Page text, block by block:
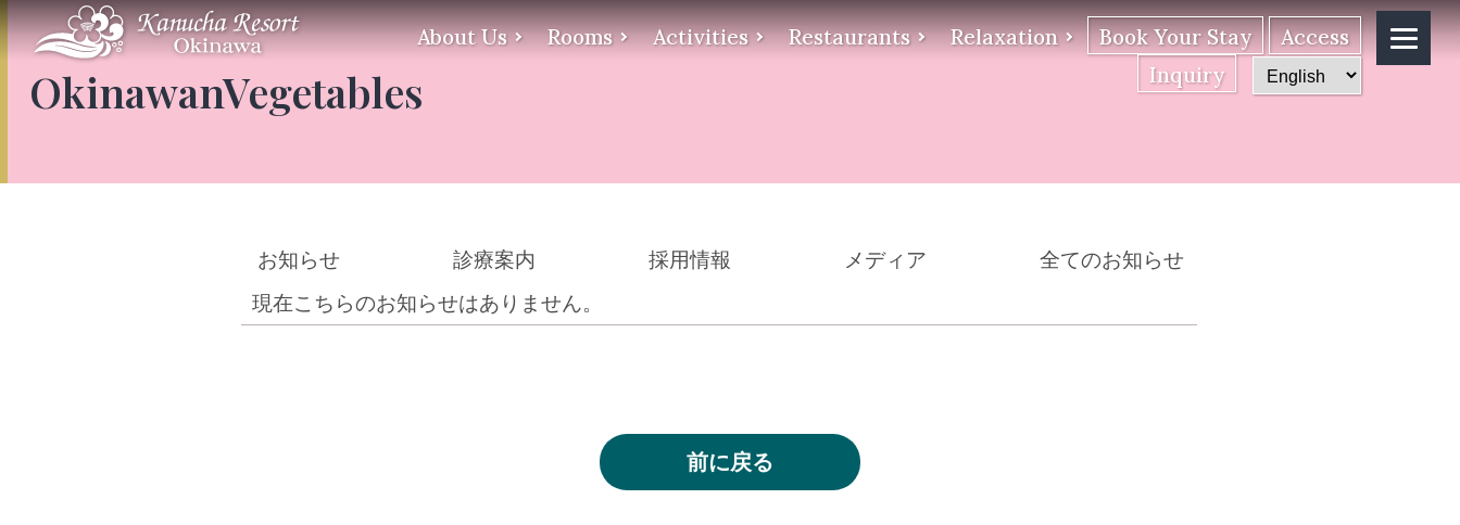
About Us Rooms Activities Restaurants Relaxation Book Your Stay
Access
Inquiry
OkinawanVegetables
お知らせ 診療案内 採用情報 メディア
全てのお知らせ
現在こちらのお知らせはありません。
前に戻る